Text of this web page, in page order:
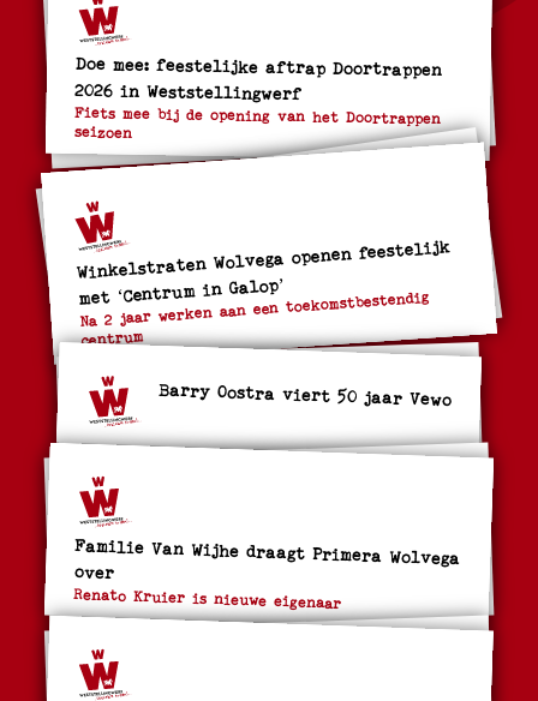
Doe mee: feestelijke aftrap Doortrappen
2026 in Weststellingwerf
Fiets mee bij de opening van het Doortrappen
seizoen
Winkelstraten Wolvega openen feestelijk
met ‘Centrum in Galop’
Na 2 jaar werken aan een toekomstbestendig
centrum
Barry Oostra viert 50 jaar Vewo
Familie Van Wijhe draagt Primera Wolvega
over
Renato Kruier is nieuwe eigenaar